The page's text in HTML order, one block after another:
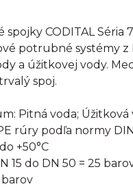
spojky CODITAL Séria
potrubné systémy z
a úžitkovej vody.
spoj.
Pitná voda; Úžitková
rúry podľa normy
+50°C
15 do DN 50 = 25
barov